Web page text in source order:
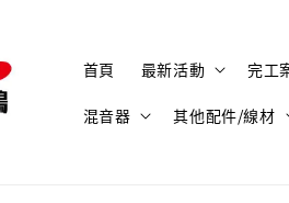
首頁 最新活動 完工
混音器 其他配件/線材